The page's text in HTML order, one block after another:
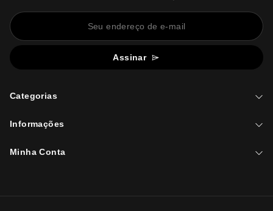
Assinar
Categorias
Informações
Minha Conta